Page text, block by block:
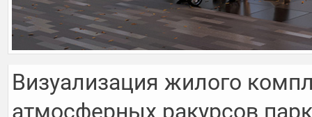
Визуализация жилого